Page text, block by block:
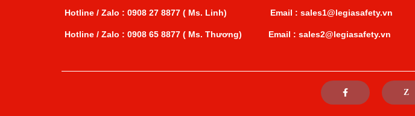
Hotline / Zalo : 0908 27 8877 ( Ms. Linh) Email : sales1@legiasafety.vn
Hotline / Zalo : 0908 65 8877 ( Ms. Thương) Email : sales2@legiasafety.vn